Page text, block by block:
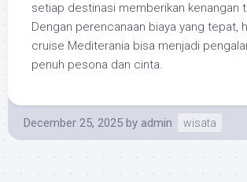
setiap destinasi memberikan kenangan
Dengan perencanaan biaya yang tepat,
cruise Mediterania bisa menjadi
penuh pesona dan cinta.
December 25, 2025 by admin wisata